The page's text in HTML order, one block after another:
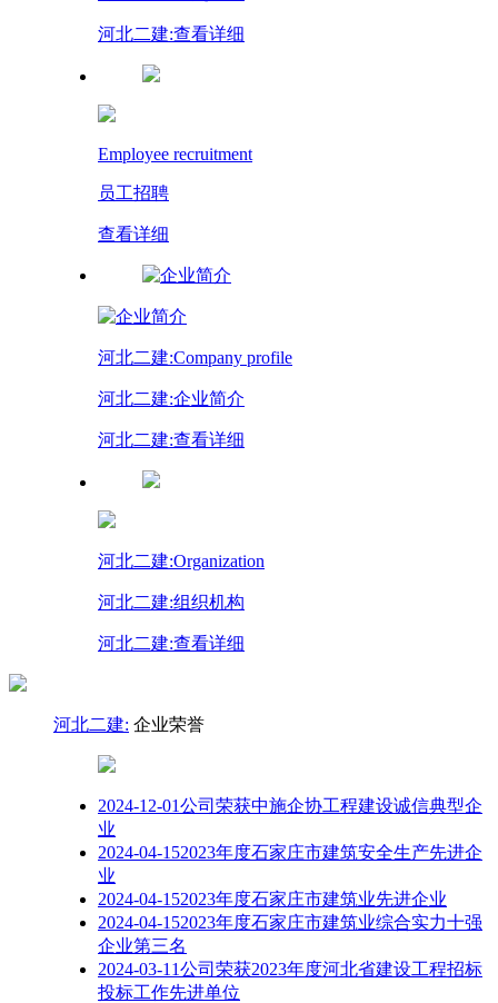
河北二建:查看详细
Employee recruitment
员工招聘
查看详细
河北二建:Company profile
河北二建:企业简介
河北二建:查看详细
河北二建:Organization
河北二建:组织机构
河北二建:查看详细
河北二建: 企业荣誉
2024-12-01公司荣获中施企协工程建设诚信典型企
业
2024-04-152023年度石家庄市建筑安全生产先进企
业
2024-04-152023年度石家庄市建筑业先进企业
2024-04-152023年度石家庄市建筑业综合实力十强
企业第三名
2024-03-11公司荣获2023年度河北省建设工程招标
投标工作先进单位